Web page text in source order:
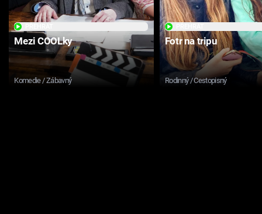
Mezi COOLky
Komedie / Zábavný
Fotr na tripu
Rodinný / Cestopisný